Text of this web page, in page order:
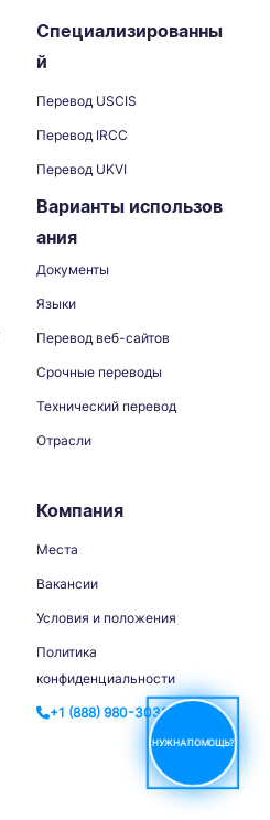
НУЖНА ПОМОЩЬ?
Специализированны
й
Перевод USCIS
Перевод IRCC
Перевод UKVI
Варианты использов
ания
Документы
Языки
Перевод веб-сайтов
Срочные переводы
Технический перевод
Отрасли
Компания
Места
Вакансии
Условия и положения
Политика
конфиденциальности
+1 (888) 980-3035